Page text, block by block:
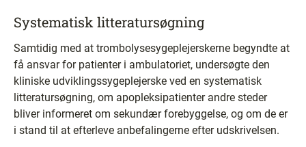
Systematisk litteratursøgning
Samtidig med at trombolysesygeplejerskerne begyndte at
få ansvar for patienter i ambulatoriet, undersøgte den
kliniske udviklingssygeplejerske ved en systematisk
litteratursøgning, om apopleksipatienter andre steder
bliver informeret om sekundær forebyggelse, og om de er
i stand til at efterleve anbefalingerne efter udskrivelsen.